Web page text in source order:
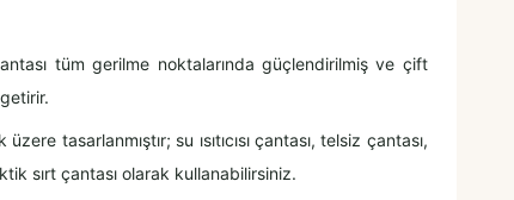
tüm gerilme noktalarında güçlendirilmiş ve çift
tasarlanmıştır; su ısıtıcısı çantası, telsiz çantası,
sırt çantası olarak kullanabilirsiniz.